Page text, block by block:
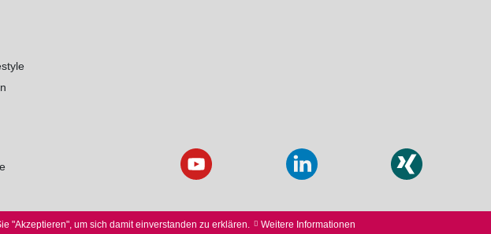
"Akzeptieren", um sich damit einverstanden zu erklären. Weitere Informationen